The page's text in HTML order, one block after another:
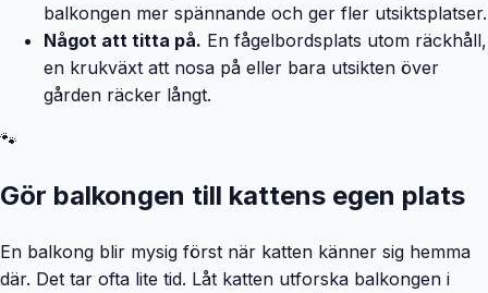
balkongen mer spännande och ger fler utsiktsplatser.
Något att titta på. En fågelbordsplats utom räckhåll,
en krukväxt att nosa på eller bara utsikten över
gården räcker långt.
🐾
Gör balkongen till kattens egen plats
En balkong blir mysig först när katten känner sig hemma
där. Det tar ofta lite tid. Låt katten utforska balkongen i